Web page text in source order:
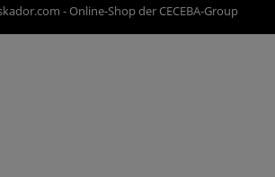
- Online-Shop der CECEBA-Group